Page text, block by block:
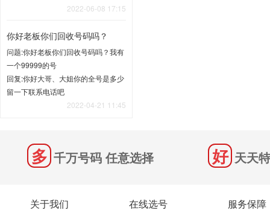
2022-06-08 17:15
你好老板你们回收号码吗？
问题:你好老板你们回收号码吗？我有
一个99999的号
回复:你好大哥、大姐你的全号是多少
留一下联系电话吧
2022-04-21 11:45
千万号码 任意选择 天天
关于我们 在线选号 服务保障